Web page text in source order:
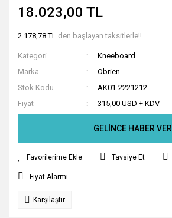
18.023,00 TL
2.178,78 TL den başlayan taksitlerle!!
Kategori
Kneeboard
Marka
Obrien
Stok Kodu
AK01-2221212
Fiyat
315,00 USD + KDV
GELİNCE HABER VER
Tavsiye Et
Fiyat Alarmı
Karşılaştır